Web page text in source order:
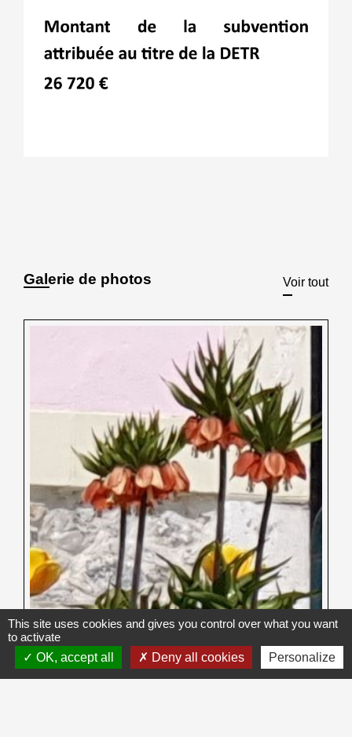
Galerie de photos Voir tout
This site uses cookies and gives you control over what you want
to activate
OK, accept all
Deny all cookies Personalize